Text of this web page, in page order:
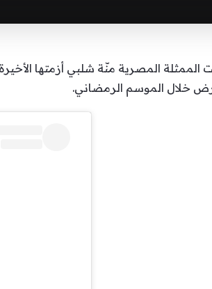
المصرية منّة شلبي أزمتها
خلال الموسم الرمضاني.